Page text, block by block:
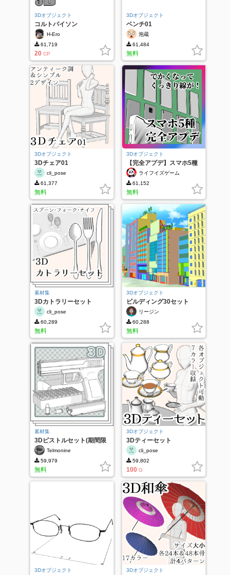
3Dオブジェクト
コルトパイソン
H-Ero
61,719
20 CP
3Dオブジェクト
ベンチ01
泡蔵
61,484
無料
3Dオブジェクト
3Dチェア01
cli_pose
61,377
無料
3Dオブジェクト
【完全アプデ】スマホ5種
ライフイズゲーム
61,152
無料
素材集
3Dカトラリーセット
cli_pose
60,289
無料
3Dオブジェクト
ビルディング30セット
リージン
60,288
無料
素材集
3Dピストルセット(期間限
定無料)Telmonine
59,979
無料
3Dオブジェクト
3Dティーセット
cli_pose
59,802
100 G
3Dオブジェクト 3Dオブジェクト